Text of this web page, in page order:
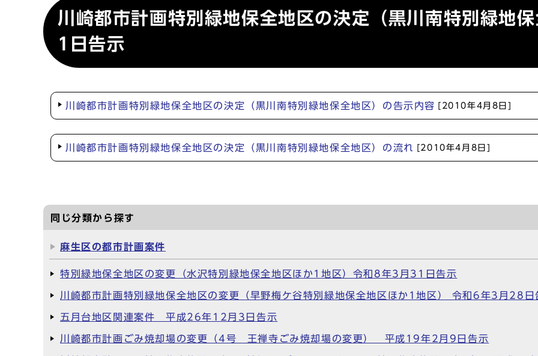
川崎都市計画特別緑地保全地区の決定（黒川南特別緑
1日告示
川崎都市計画特別緑地保全地区の決定（黒川南特別緑地保全地区）の告示内容 [2010年4月8日]
川崎都市計画特別緑地保全地区の決定（黒川南特別緑地保全地区）の流れ [2010年4月8日]
同じ分類から探す
麻生区の都市計画案件
特別緑地保全地区の変更（水沢特別緑地保全地区ほか1地区）令和8年3月31日告示
川崎都市計画特別緑地保全地区の変更（早野梅ケ谷特別緑地保全地区ほか1地区） 令和6年3月28日
五月台地区関連案件 平成26年12月3日告示
川崎都市計画ごみ焼却場の変更（4号 王禅寺ごみ焼却場の変更） 平成19年2月9日告示